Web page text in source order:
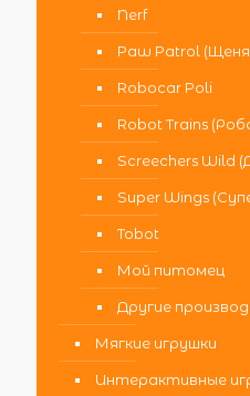
Nerf
Paw Patrol
Robocar Poli
Robot Trains
Screechers Wild
Super Wings
Tobot
Мой питомец
Другие
Мягкие игрушки
Интерактивные